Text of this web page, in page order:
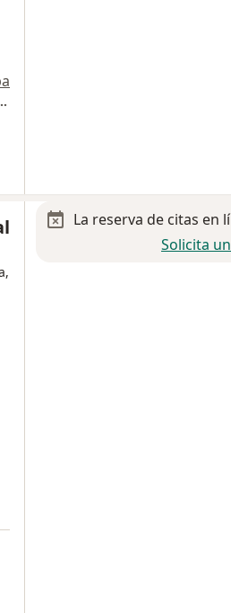
Consultorio 401
La reserva de citas en
Solicita